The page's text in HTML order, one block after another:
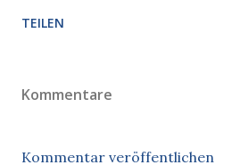
TEILEN
Kommentare
Kommentar veröffentlichen